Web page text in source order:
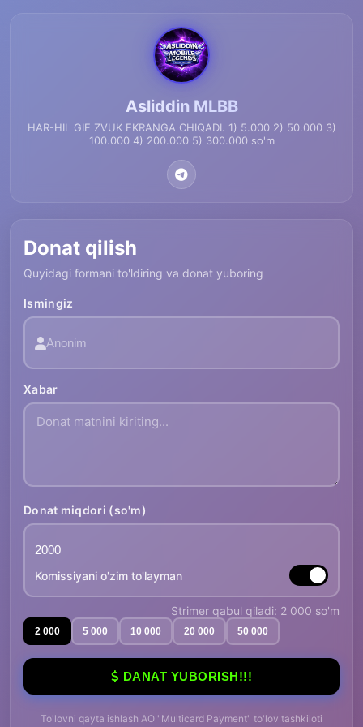
Asliddin MLBB
HAR-HIL GIF ZVUK EKRANGA CHIQADI. 1) 5.000 2) 50.000 3)
100.000 4) 200.000 5) 300.000 so'm
Donat qilish
Quyidagi formani to'ldiring va donat yuboring
Ismingiz
Xabar
Donat miqdori (so'm)
Komissiyani o'zim to'layman
Strimer qabul qiladi: 2 000 so'm
2 000 5 000 10 000 20 000 50 000
DANAT YUBORISH!!!
To'lovni qayta ishlash AO "Multicard Payment" to'lov tashkiloti